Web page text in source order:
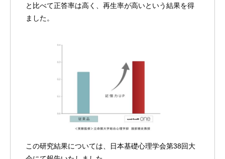
と比べて正答率は高く、再生率が高いという結果を得
ました。
この研究結果については、日本基礎心理学会第38回大